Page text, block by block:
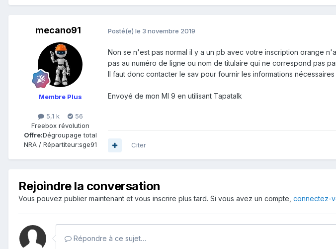
mecano91
Membre Plus
5,1 k
56
Freebox révolution
Offre:Dégroupage total
NRA / Répartiteur:sge91
Posté(e) le 3 novembre 2019
Non se n'est pas normal il y a un pb avec votre inscription orange
pas au numéro de ligne ou nom de titulaire qui ne correspond pas
Il faut donc contacter le sav pour fournir les informations nécessaires
Envoyé de mon MI 9 en utilisant Tapatalk
Citer
Rejoindre la conversation
Vous pouvez publier maintenant et vous inscrire plus tard. Si vous avez un compte, connectez-
Répondre à ce sujet…